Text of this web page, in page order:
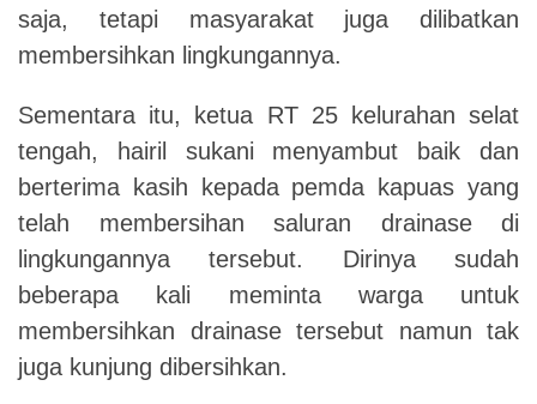
saja, tetapi masyarakat juga dilibatkan
membersihkan lingkungannya.
Sementara itu, ketua RT 25 kelurahan selat
tengah, hairil sukani menyambut baik dan
berterima kasih kepada pemda kapuas yang
telah membersihan saluran drainase di
lingkungannya tersebut. Dirinya sudah
beberapa kali meminta warga untuk
membersihkan drainase tersebut namun tak
juga kunjung dibersihkan.